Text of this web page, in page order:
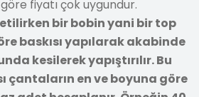
fiyatı çok uygundur.
bir bobin yani bir top
baskısı yapılarak akabinde
kesilerek yapıştırılır. Bu
çantaların en ve boyuna göre